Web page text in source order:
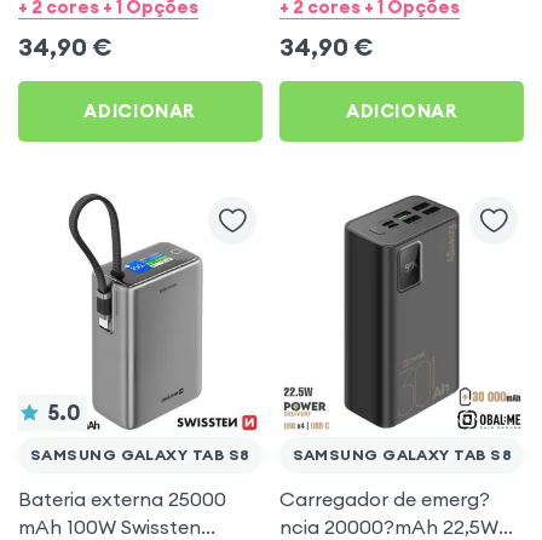
+ 2 cores + 1 Opções
34,90 €
ADICIONAR
+ 2 cores + 1 Opções
34,90 €
ADICIONAR
5.0
SAMSUNG GALAXY TAB S8
Bateria externa 25000
mAh 100W Swissten
SAMSUNG GALAXY TAB S8
Carregador de emerg?
ncia 20000?mAh 22,5W